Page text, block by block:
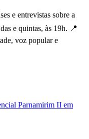
e entrevistas sobre a
e quintas, às 19h. 📍
voz popular e